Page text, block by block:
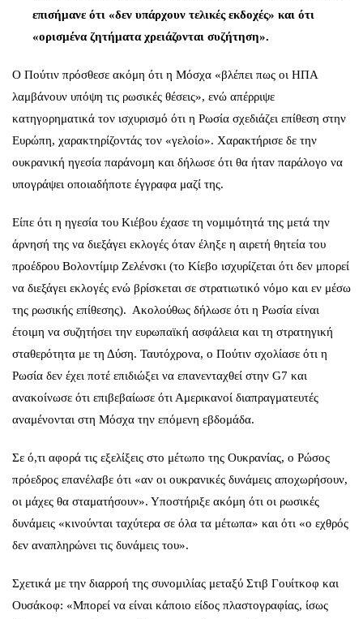
επισήμανε ότι «δεν υπάρχουν τελικές εκδοχές» και ότι
«ορισμένα ζητήματα χρειάζονται συζήτηση».
Ο Πούτιν πρόσθεσε ακόμη ότι η Μόσχα «βλέπει πως οι ΗΠΑ
λαμβάνουν υπόψη τις ρωσικές θέσεις», ενώ απέρριψε
κατηγορηματικά τον ισχυρισμό ότι η Ρωσία σχεδιάζει επίθεση στην
Ευρώπη, χαρακτηρίζοντάς τον «γελοίο». Χαρακτήρισε δε την
ουκρανική ηγεσία παράνομη και δήλωσε ότι θα ήταν παράλογο να
υπογράψει οποιαδήποτε έγγραφα μαζί της.
Είπε ότι η ηγεσία του Κιέβου έχασε τη νομιμότητά της μετά την
άρνησή της να διεξάγει εκλογές όταν έληξε η αιρετή θητεία του
προέδρου Βολοντίμιρ Ζελένσκι (το Κίεβο ισχυρίζεται ότι δεν μπορεί
να διεξάγει εκλογές ενώ βρίσκεται σε στρατιωτικό νόμο και εν μέσω
της ρωσικής επίθεσης). Ακολούθως δήλωσε ότι η Ρωσία είναι
έτοιμη να συζητήσει την ευρωπαϊκή ασφάλεια και τη στρατηγική
σταθερότητα με τη Δύση. Ταυτόχρονα, ο Πούτιν σχολίασε ότι η
Ρωσία δεν έχει ποτέ επιδιώξει να επανενταχθεί στην G7 και
ανακοίνωσε ότι επιβεβαίωσε ότι Αμερικανοί διαπραγματευτές
αναμένονται στη Μόσχα την επόμενη εβδομάδα.
Σε ό,τι αφορά τις εξελίξεις στο μέτωπο της Ουκρανίας, ο Ρώσος
πρόεδρος επανέλαβε ότι «αν οι ουκρανικές δυνάμεις αποχωρήσουν,
οι μάχες θα σταματήσουν». Υποστήριξε ακόμη ότι οι ρωσικές
δυνάμεις «κινούνται ταχύτερα σε όλα τα μέτωπα» και ότι «ο εχθρός
δεν αναπληρώνει τις δυνάμεις του».
Σχετικά με την διαρροή της συνομιλίας μεταξύ Στιβ Γουίτκοφ και
Ουσάκοφ: «Μπορεί να είναι κάποιο είδος πλαστογραφίας, ίσως